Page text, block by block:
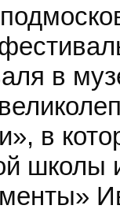
в
в
школы